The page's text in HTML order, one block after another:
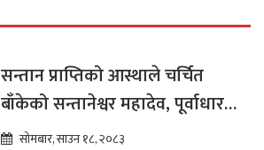
सन्तान प्राप्तिको आस्थाले चर्चित
बाँकेको सन्तानेश्वर महादेव, पूर्वाधार
विकासको पर्खाइमा
सोमबार, साउन १८, २०८३